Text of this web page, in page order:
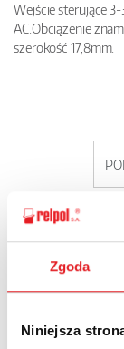
Zgoda
Niniejsza
Wejście sterujące
AC.Obciążenie
szerokość 17,8mm.